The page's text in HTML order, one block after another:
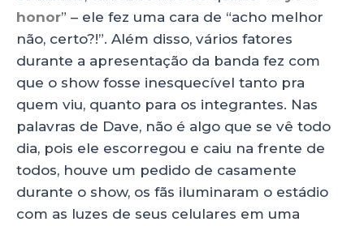
honor” – ele fez uma cara de “acho melhor
não, certo?!”. Além disso, vários fatores
durante a apresentação da banda fez com
que o show fosse inesquecível tanto pra
quem viu, quanto para os integrantes. Nas
palavras de Dave, não é algo que se vê todo
dia, pois ele escorregou e caiu na frente de
todos, houve um pedido de casamente
durante o show, os fãs iluminaram o estádio
com as luzes de seus celulares em uma